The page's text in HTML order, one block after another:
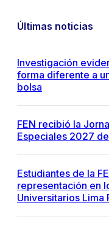
Últimas noticias
Investigación
forma diferente a
bolsa
FEN recibió la
Especiales 2027
Estudiantes de la
representación en
Universitarios Lima